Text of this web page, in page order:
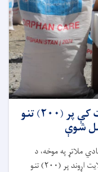
د شهیدانو او معلولینو چارو په وزارت کې پر (۲۰۰) تنو
شوې
ملاتړ په موخه، د
اړوند پر (۲۰۰) تنو